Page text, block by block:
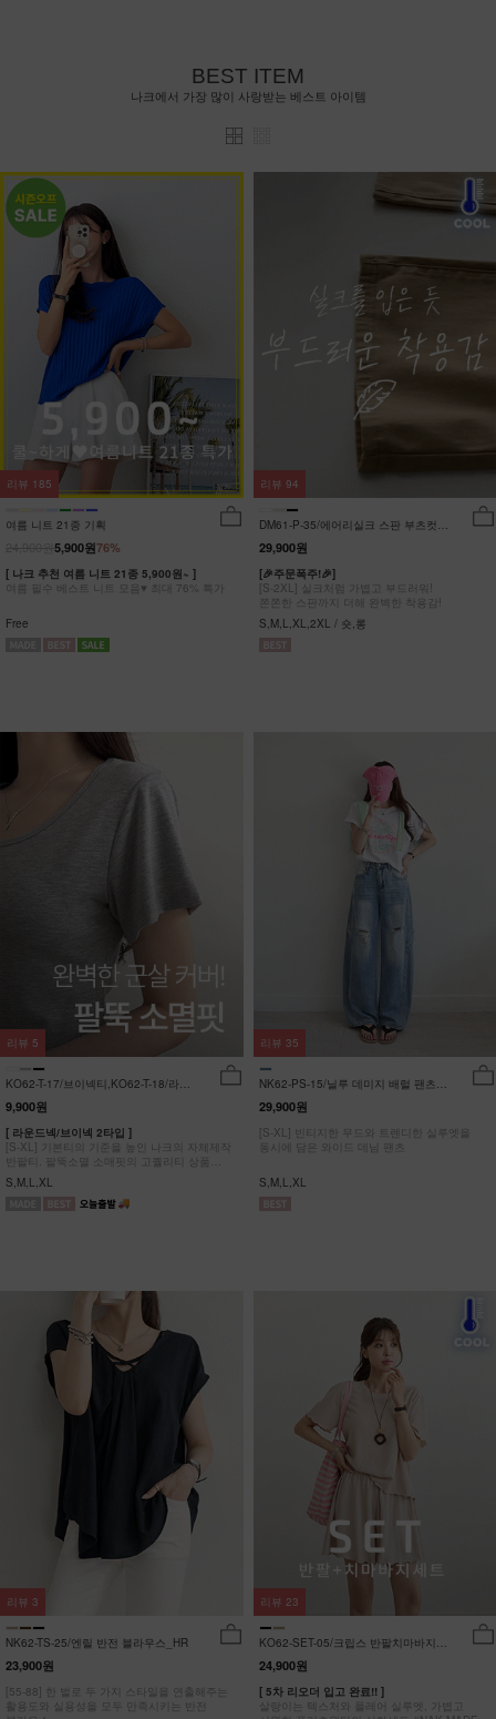
BEST ITEM
나크에서 가장 많이 사랑받는 베스트 아이템
여름 니트 21종 기획
76%
5,900원
[ 나크 추천 여름 니트 21종 5,900원~ ]
여름 필수 베스트 니트 모음♥ 최대 76% 특가
Free
리뷰 185
DM61-P-35/에어리실크 스판 부츠컷팬
29,900원
[🎉주문폭주!🎉]
[S-2XL] 실크처럼 가볍고 부드러워!
쫀쫀한 스판까지 더해 완벽한 착용감!
S,M,L,XL,2XL / 숏,롱
리뷰 94
KO62-T-17/브이넥티,KO62-T-18/라운
드티_YN
9,900원
[ 라운드넥/브이넥 2타입 ]
[S-XL] 기본티의 기준을 높인 나크의 자체제작
반팔티. 팔뚝소멸 소매핏의 고퀄리티 상품
#NAK MADE.
S,M,L,XL
리뷰 5
NK62-PS-15/닐루 데미지 배럴 팬츠
29,900원
[S-XL] 빈티지한 무드와 트렌디한 실루엣을
동시에 담은 와이드 데님 팬츠
S,M,L,XL
리뷰 35
NK62-TS-25/엔릴 반전 블라우스_HR
23,900원
[55-88] 한 벌로 두 가지 스타일을 연출해주는
활용도와 실용성을 모두 만족시키는 반전
리뷰 3
KO62-SET-05/크립스 반팔치마바지세
트_HR
24,900원
[ 5차 리오더 입고 완료!! ]
살랑이는 텍스처와 플레어 실루엣, 가볍고
리뷰 23